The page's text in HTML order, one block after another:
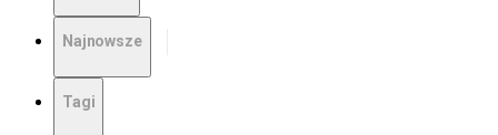
Najnowsze
Tagi